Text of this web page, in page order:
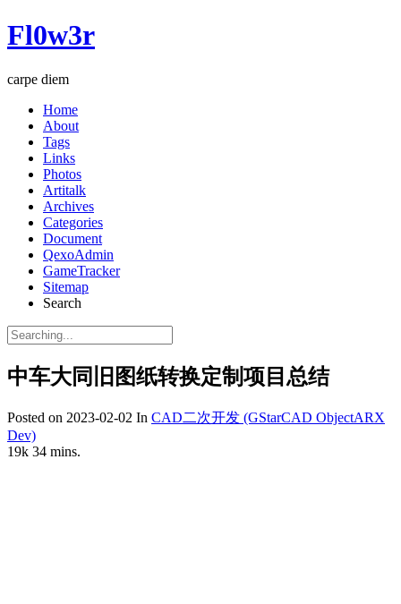
Fl0w3r
carpe diem
Home
About
Tags
Links
Photos
Artitalk
Archives
Categories
Document
QexoAdmin
GameTracker
Sitemap
Search
中车大同旧图纸转换定制项目总结
Posted on 2023-02-02 In CAD二次开发 (GStarCAD ObjectARX
Dev)
19k 34 mins.